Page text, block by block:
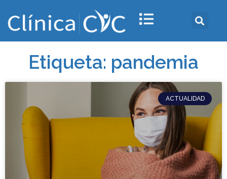
Etiqueta: pandemia
ACTUALIDAD